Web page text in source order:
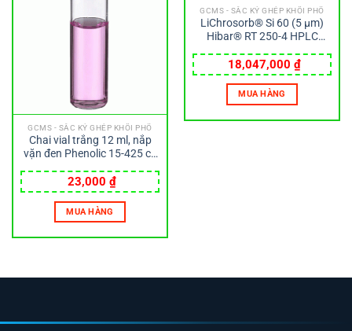
GCMS - SẮC KÝ GHÉP KHỐI PHỔ
Chai vial trắng 12 ml, nắp
vặn đen Phenolic 15-425 có
Wheaton
23,000 ₫
MUA HÀNG
GCMS - SẮC KÝ GHÉP KHỐI PHỔ
LiChrosorb® Si 60 (5 µm)
Hibar® RT 250-4 HPLC
18,047,000 ₫
MUA HÀNG